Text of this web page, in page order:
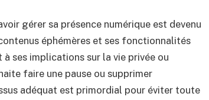
gérer sa présence numérique est devenu
éphémères et ses fonctionnalités
ses implications sur la vie privée ou
faire une pause ou supprimer
adéquat est primordial pour éviter toute